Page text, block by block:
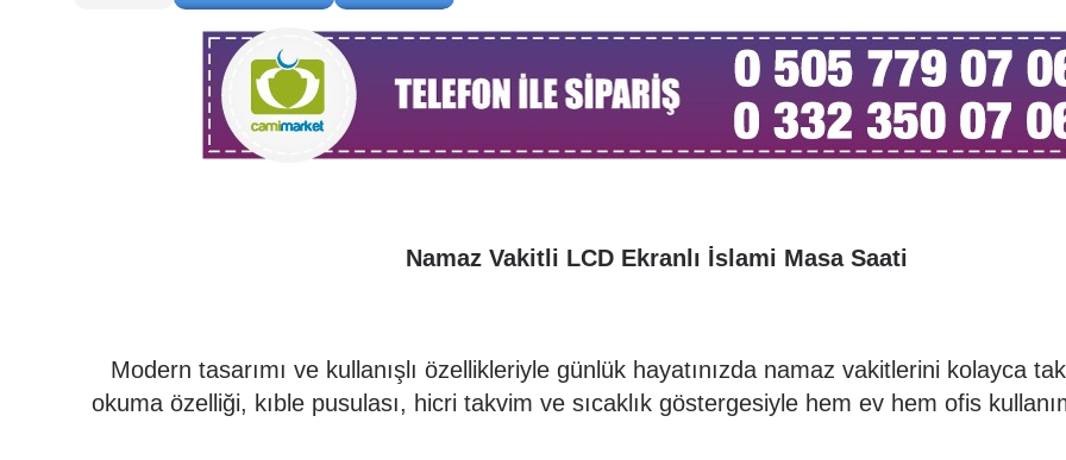
Sebo 470 Cami Süpürgesi
47.700,00 TL
Hamra
Namaz Vakitli LCD Ekranlı İslami Masa Saati
Modern tasarımı ve kullanışlı özellikleriyle günlük hayatınızda namaz vakitlerini kolayca
okuma özelliği, kıble pusulası, hicri takvim ve sıcaklık göstergesiyle hem ev hem ofis